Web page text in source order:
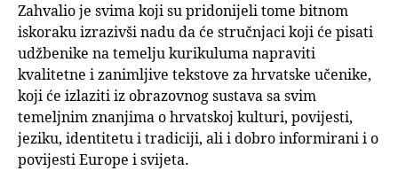
Zahvalio je svima koji su pridonijeli tome bitnom
iskoraku izrazivši nadu da će stručnjaci koji će pisati
udžbenike na temelju kurikuluma napraviti
kvalitetne i zanimljive tekstove za hrvatske učenike,
koji će izlaziti iz obrazovnog sustava sa svim
temeljnim znanjima o hrvatskoj kulturi, povijesti,
jeziku, identitetu i tradiciji, ali i dobro informirani i o
povijesti Europe i svijeta.